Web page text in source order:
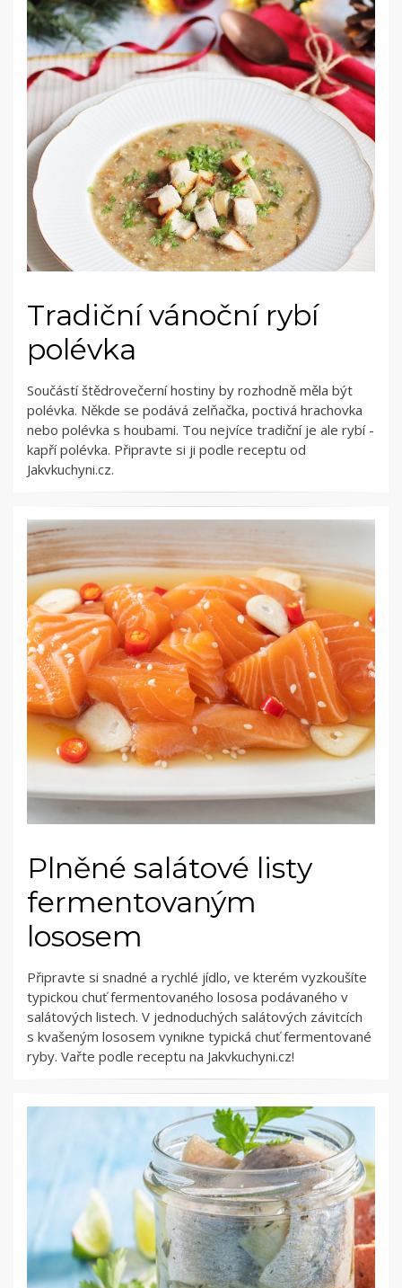
Tradiční vánoční rybí
polévka
Součástí štědrovečerní hostiny by rozhodně měla být
polévka. Někde se podává zelňačka, poctivá hrachovka
nebo polévka s houbami. Tou nejvíce tradiční je ale rybí -
kapří polévka. Připravte si ji podle receptu od
Jakvkuchyni.cz.
Plněné salátové listy
fermentovaným
lososem
Připravte si snadné a rychlé jídlo, ve kterém vyzkoušíte
typickou chuť fermentovaného lososa podávaného v
salátových listech. V jednoduchých salátových závitcích
s kvašeným lososem vynikne typická chuť fermentované
ryby. Vařte podle receptu na Jakvkuchyni.cz!